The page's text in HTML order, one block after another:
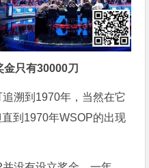
金只有30000刀
溯到1970年，当然在它
到1970年WSOP的出现